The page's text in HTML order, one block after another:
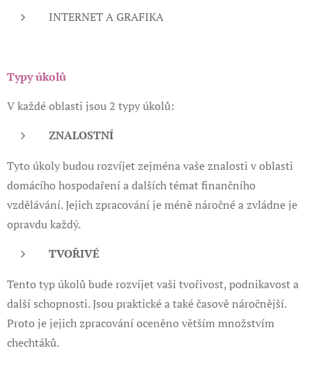
INTERNET A GRAFIKA
Typy úkolů
V každé oblasti jsou 2 typy úkolů:
ZNALOSTNÍ
Tyto úkoly budou rozvíjet zejména vaše znalosti v oblasti
domácího hospodaření a dalších témat finančního
vzdělávání. Jejich zpracování je méně náročné a zvládne je
opravdu každý.
TVOŘIVÉ
Tento typ úkolů bude rozvíjet vaši tvořivost, podnikavost a
další schopnosti. Jsou praktické a také časově náročnější.
Proto je jejich zpracování oceněno větším množstvím
chechtáků.